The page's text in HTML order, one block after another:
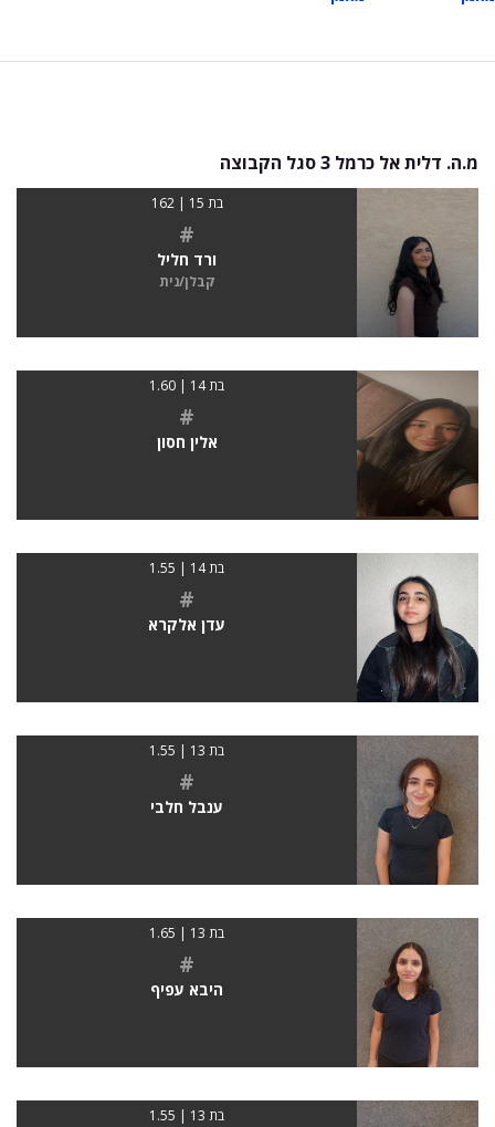
מ.ה. דלית אל כרמל 3 סגל הקבוצה
בת 15 | 162
#
ורד חליל
קבלן/נית
בת 14 | 1.60
#
אלין חסון
בת 14 | 1.55
#
עדן אלקרא
בת 13 | 1.55
#
ענבל חלבי
בת 13 | 1.65
#
היבא עפיף
בת 13 | 1.55